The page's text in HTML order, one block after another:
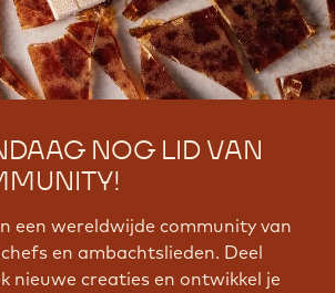
NOG LID VAN
een wereldwijde community van
en ambachtslieden. Deel
nieuwe creaties en ontwikkel je